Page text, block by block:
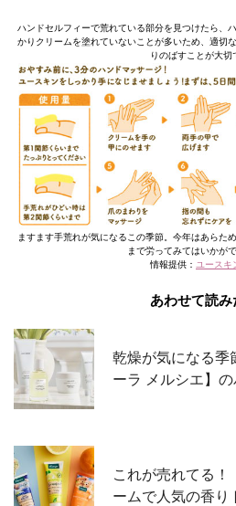
ハンドセルフィーで荒れている部分を見つけたら、
かりクリームを塗れていないことが多いため、適切
りのばすことが大切
ますます手荒れが気になるこの季節。今年はあらた
まで労ってみてはいかが
情報提供： ユースキ
あわせて読み
乾燥が気になる季
ーラ メルシエ】
これが売れてる！
ームで人気の香り